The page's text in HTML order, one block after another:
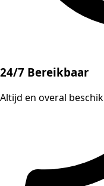
24/7 Bereikbaar
Altijd en overal